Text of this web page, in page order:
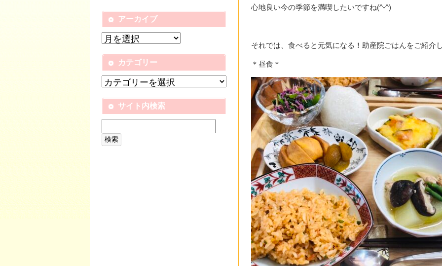
心地良い今の季節を満喫したいですね(^-^)
それでは、食べると元気になる！助産院ごはんをご紹介
＊昼食＊
アーカイブ
カテゴリー
サイト内検索